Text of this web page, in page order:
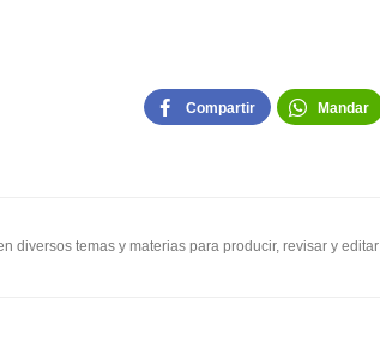
Compartir Mandar
diversos temas y materias para producir, revisar y editar